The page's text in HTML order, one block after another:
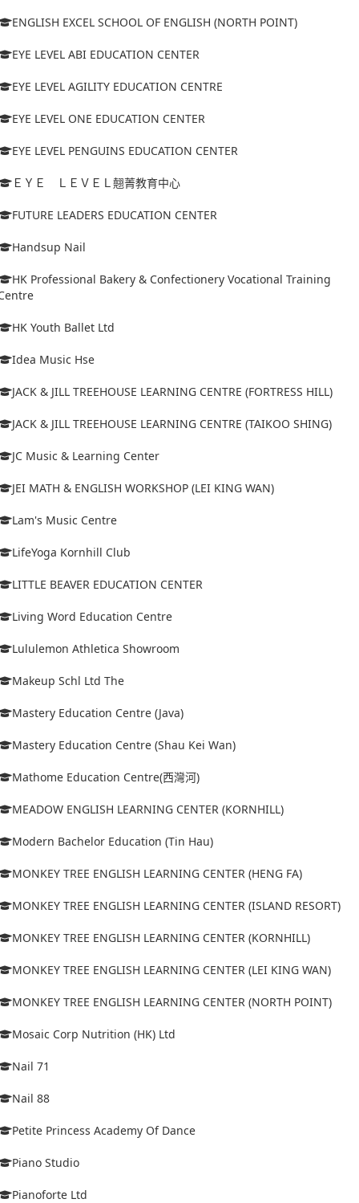
ENGLISH EXCEL SCHOOL OF ENGLISH (NORTH POINT)
EYE LEVEL ABI EDUCATION CENTER
EYE LEVEL AGILITY EDUCATION CENTRE
EYE LEVEL ONE EDUCATION CENTER
EYE LEVEL PENGUINS EDUCATION CENTER
ＥＹＥ ＬＥＶＥＬ翹菁教育中心
FUTURE LEADERS EDUCATION CENTER
Handsup Nail
HK Professional Bakery & Confectionery Vocational Training
HK Youth Ballet Ltd
Idea Music Hse
JACK & JILL TREEHOUSE LEARNING CENTRE (FORTRESS HILL)
JACK & JILL TREEHOUSE LEARNING CENTRE (TAIKOO SHING)
JC Music & Learning Center
JEI MATH & ENGLISH WORKSHOP (LEI KING WAN)
Lam's Music Centre
LifeYoga Kornhill Club
LITTLE BEAVER EDUCATION CENTER
Living Word Education Centre
Lululemon Athletica Showroom
Makeup Schl Ltd The
Mastery Education Centre (Java)
Mastery Education Centre (Shau Kei Wan)
Mathome Education Centre(西灣河)
MEADOW ENGLISH LEARNING CENTER (KORNHILL)
Modern Bachelor Education (Tin Hau)
MONKEY TREE ENGLISH LEARNING CENTER (HENG FA)
MONKEY TREE ENGLISH LEARNING CENTER (ISLAND RESORT)
MONKEY TREE ENGLISH LEARNING CENTER (KORNHILL)
MONKEY TREE ENGLISH LEARNING CENTER (LEI KING WAN)
MONKEY TREE ENGLISH LEARNING CENTER (NORTH POINT)
Mosaic Corp Nutrition (HK) Ltd
Nail 71
Nail 88
Petite Princess Academy Of Dance
Piano Studio
Pianoforte Ltd